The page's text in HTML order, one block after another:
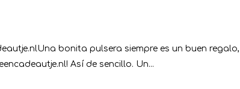
bonita pulsera siempre es un buen
Así de sencillo. Un...